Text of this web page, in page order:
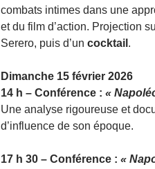
combats intimes dans une
et du film d’action. Projection
Serero, puis d’un cocktail .
Dimanche 15 février 2026
14 h – Conférence : «
Une analyse rigoureuse et
d’influence de son époque.
17 h 30 – Conférence : «